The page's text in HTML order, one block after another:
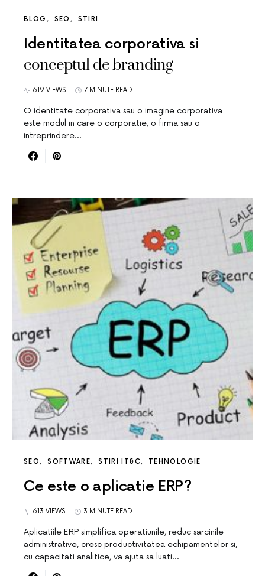
BLOG SEO STIRI
Identitatea corporativa si
conceptul de branding
619 VIEWS 7 MINUTE READ
O identitate corporativa sau o imagine corporativa
este modul in care o corporatie, o firma sau o
intreprindere…
SEO SOFTWARE STIRI IT&C TEHNOLOGIE
Ce este o aplicatie ERP?
613 VIEWS 3 MINUTE READ
Aplicatiile ERP simplifica operatiunile, reduc sarcinile
administrative, cresc productivitatea echipamentelor si,
cu capacitati analitice, va ajuta sa luati…